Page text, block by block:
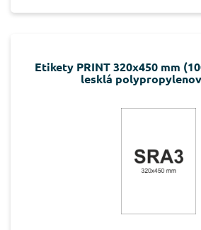
Etikety PRINT 320x450 mm
lesklá